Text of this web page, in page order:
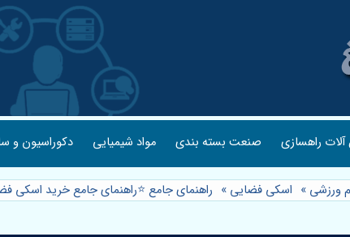
راهسازی صنعت بسته بندی مواد شیمیایی دکوراسیون و
ورزشی » اسکی فضایی » راهنمای جامع ⭐️راهنمای جامع خرید اسکی